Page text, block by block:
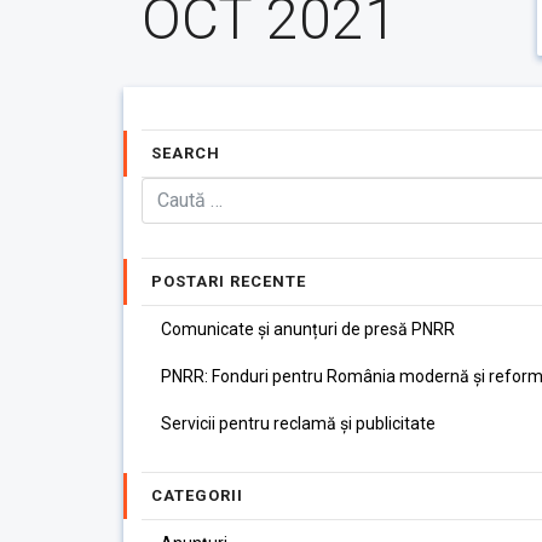
OCT 2021
SEARCH
POSTARI RECENTE
Comunicate și anunțuri de presă PNRR
PNRR: Fonduri pentru România modernă și
Servicii pentru reclamă și publicitate
CATEGORII